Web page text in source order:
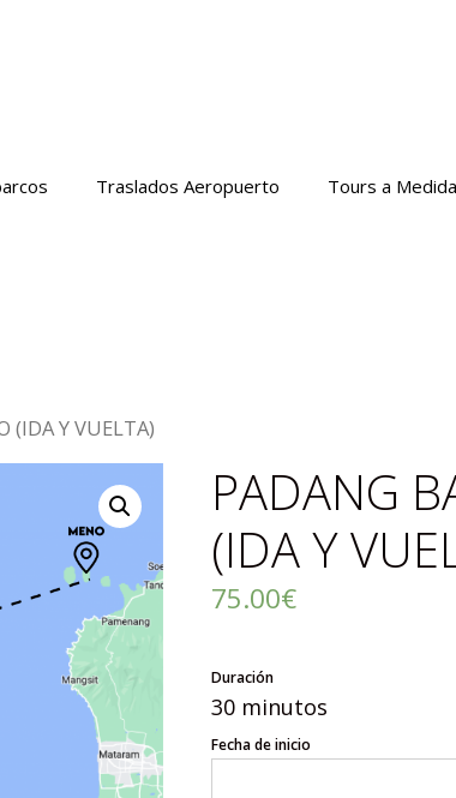
Traslados Aeropuerto Tours a Medida
(IDA Y VUELTA)
PADANG
(IDA Y
75.00€
Duración
30 minutos
Fecha de inicio